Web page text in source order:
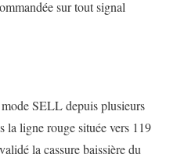
sur tout signal
SELL depuis plusieurs
la ligne rouge située vers 119
la cassure baissière du